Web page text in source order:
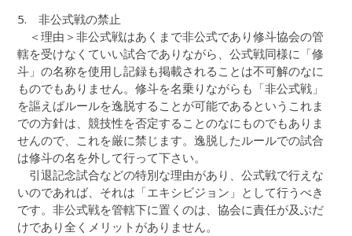
5. 非公式戦の禁止
＜理由＞非公式戦はあくまで非公式であり修斗協会の管
轄を受けなくていい試合でありながら、公式戦同様に「修
斗」の名称を使用し記録も掲載されることは不可解のなに
ものでもありません。修斗を名乗りながらも「非公式戦」
を謳えばルールを逸脱することが可能であるというこれま
での方針は、競技性を否定することのなにものでもありま
せんので、これを厳に禁じます。逸脱したルールでの試合
は修斗の名を外して行って下さい。
引退記念試合などの特別な理由があり、公式戦で行えな
いのであれば、それは「エキシビジョン」として行うべき
です。非公式戦を管轄下に置くのは、協会に責任が及ぶだ
けであり全くメリットがありません。